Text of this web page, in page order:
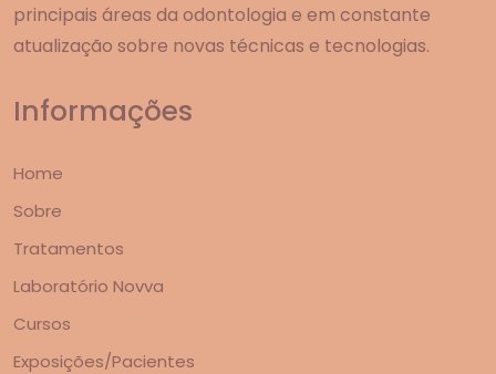
principais áreas da odontologia e em constante
atualização sobre novas técnicas e tecnologias.
Informações
Home
Sobre
Tratamentos
Laboratório Novva
Cursos
Exposições/Pacientes